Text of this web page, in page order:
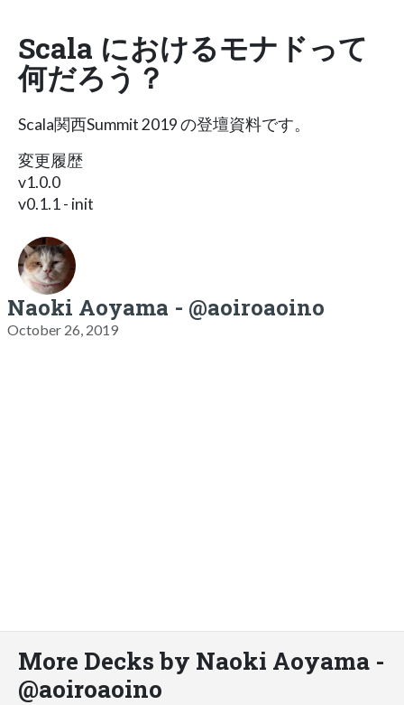
Scala におけるモナドって
何だろう？
Scala関西Summit 2019 の登壇資料です。
変更履歴
v1.0.0
v0.1.1 - init
Naoki Aoyama - @aoiroaoino
October 26, 2019
More Decks by Naoki Aoyama -
@aoiroaoino